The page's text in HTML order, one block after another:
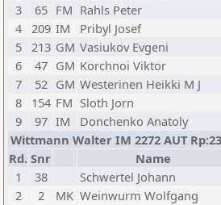
3
65 FM Rahls Peter
4 209 IM Pribyl Josef
5 213 GM Vasiukov Evgeni
6
47 GM Korchnoi Viktor
7
52 GM Westerinen Heikki M J
8
154 FM Sloth Jorn
9
97 IM Donchenko Anatoly
Wittmann Walter IM 2272 AUT
Rd. Snr Name
1
38 Schwertel Johann
2
2 MK Weinwurm Wolfgang